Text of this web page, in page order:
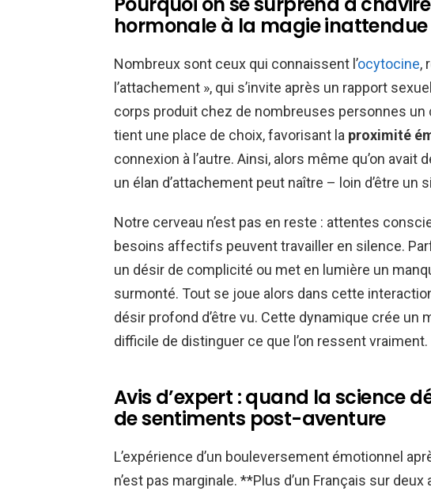
hormonale à la magie inattendue
Nombreux sont ceux qui connaissent l’ocytocine,
l’attachement », qui s’invite après un rapport
corps produit chez de nombreuses personnes un
tient une place de choix, favorisant la proximité
connexion à l’autre. Ainsi, alors même qu’on
un élan d’attachement peut naître – loin d’être
Notre cerveau n’est pas en reste : attentes
besoins affectifs peuvent travailler en silence.
un désir de complicité ou met en lumière un
surmonté. Tout se joue alors dans cette
désir profond d’être vu. Cette dynamique crée un
difficile de distinguer ce que l’on ressent vraiment.
Avis d’expert : quand la science
de sentiments post-aventure
L’expérience d’un bouleversement émotionnel
n’est pas marginale. **Plus d’un Français sur